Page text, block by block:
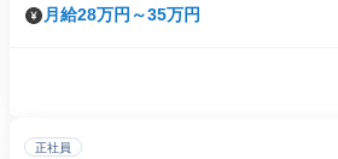
月給28万円～35万円
正社員